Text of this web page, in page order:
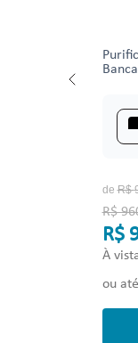
deR$
R$
R$
À
ou até